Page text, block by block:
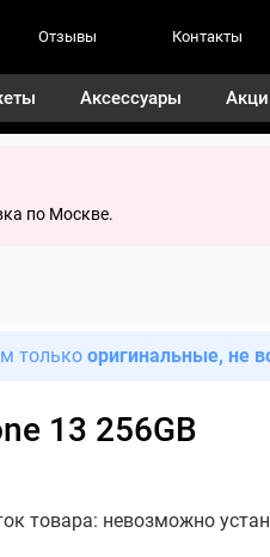
Отзывы Контакты
Аксессуары
по Москве.
только оригинальные, не
13 256GB
товара: невозможно